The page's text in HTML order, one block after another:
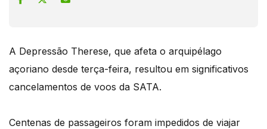
A Depressão Therese, que afeta o arquipélago
açoriano desde terça-feira, resultou em significativos
cancelamentos de voos da SATA.
Centenas de passageiros foram impedidos de viajar